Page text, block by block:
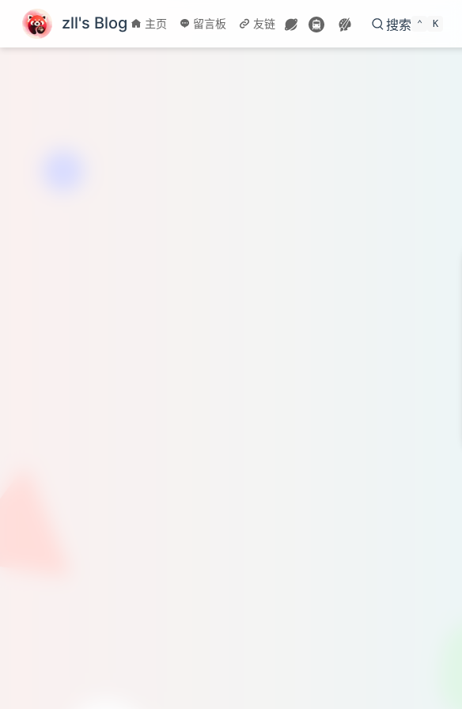
跳至主要內容
zll's Blog 主页 留言板 友链 搜索 ⌃ K